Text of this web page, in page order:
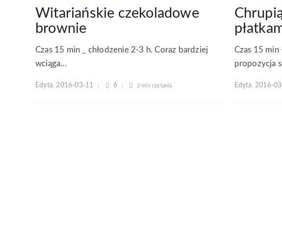
Witariańskie czekoladowe
brownie
Czas 15 min _ chłodzenie 2-3 h. Coraz bardziej
wciąga...
Edyta,2016-03-11 6 2 minczytania
Czas 15 min
propozycja
Edyta , 2016-